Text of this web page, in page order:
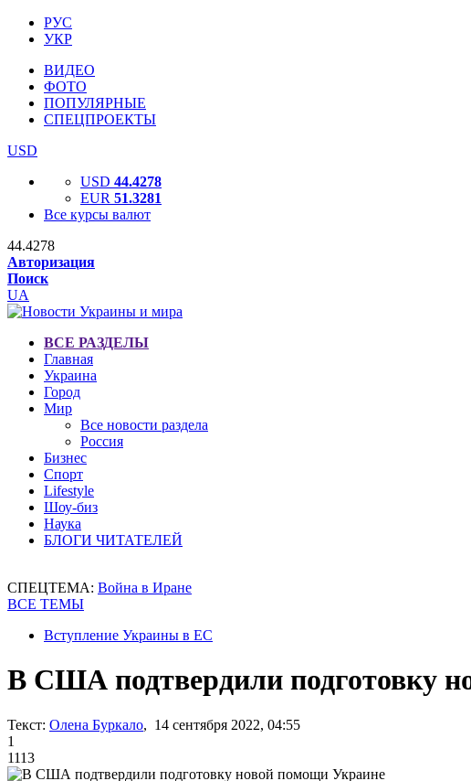
РУС
УКР
ВИДЕО
ФОТО
ПОПУЛЯРНЫЕ
СПЕЦПРОЕКТЫ
USD
USD 44.4278
EUR 51.3281
Все курсы валют
44.4278
Авторизация
Поиск
UA
ВСЕ РАЗДЕЛЫ
Главная
Украина
Город
Мир
Все новости раздела
Россия
Бизнес
Спорт
Lifestyle
Шоу-биз
Наука
БЛОГИ ЧИТАТЕЛЕЙ
СПЕЦТЕМА: Война в Иране
ВСЕ ТЕМЫ
Вступление Украины в ЕС
В США подтвердили подготовку
Текст: Олена Буркало, 14 сентября 2022, 04:55
1
1113